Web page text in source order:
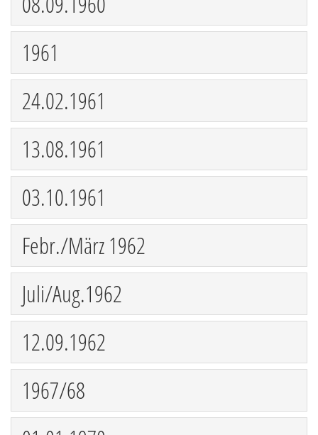
1961
24.02.1961
13.08.1961
03.10.1961
Febr./März 1962
Juli/Aug.1962
12.09.1962
1967/68